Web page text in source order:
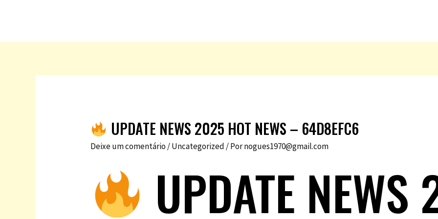
UPDATE NEWS 2025 HOT NEWS – 64D8EFC6
Deixe um comentário/Uncategorized / Pornogues1970@gmail.com
UPDATE